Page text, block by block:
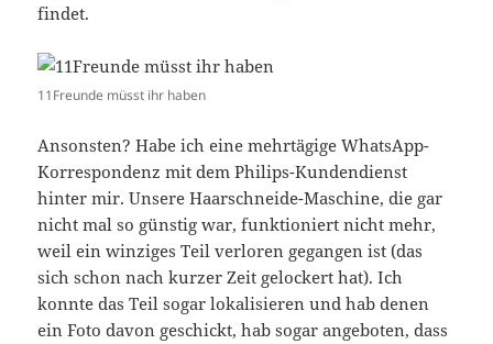
findet.
11Freunde müsst ihr haben
Ansonsten? Habe ich eine mehrtägige WhatsApp-
Korrespondenz mit dem Philips-Kundendienst
hinter mir. Unsere Haarschneide-Maschine, die gar
nicht mal so günstig war, funktioniert nicht mehr,
weil ein winziges Teil verloren gegangen ist (das
sich schon nach kurzer Zeit gelockert hat). Ich
konnte das Teil sogar lokalisieren und hab denen
ein Foto davon geschickt, hab sogar angeboten, dass